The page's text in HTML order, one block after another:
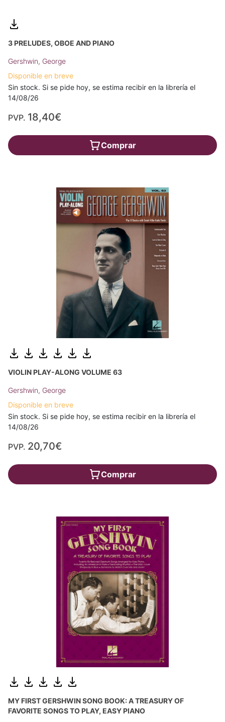
3 PRELUDES, OBOE AND PIANO
Gershwin, George
Disponible en breve
Sin stock. Si se pide hoy, se estima recibir en la librería el
14/08/26
PVP. 18,40€
Comprar
VIOLIN PLAY-ALONG VOLUME 63
Gershwin, George
Disponible en breve
Sin stock. Si se pide hoy, se estima recibir en la librería el
14/08/26
PVP. 20,70€
Comprar
MY FIRST GERSHWIN SONG BOOK: A TREASURY OF
FAVORITE SONGS TO PLAY, EASY PIANO